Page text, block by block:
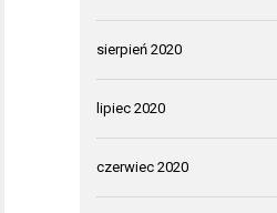
sierpień 2020
lipiec 2020
czerwiec 2020